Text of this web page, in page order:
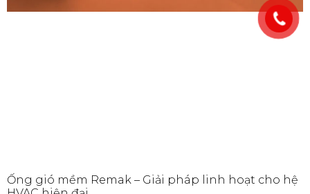
Ống gió mềm Remak – Giải pháp linh hoạt cho hệ